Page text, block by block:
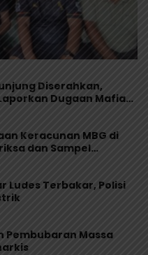
Diserahkan,
Dugaan Mafia
Keracunan MBG di
dan Sampel
Ludes Terbakar, Polisi
Pembubaran Massa